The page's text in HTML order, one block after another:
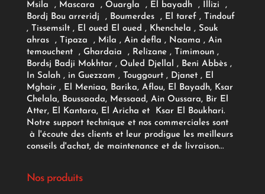
Msila , Mascara , Ouargla , El bayadh , Illizi ,
Bordj Bou arreridj , Boumerdes , El taref , Tindouf
, Tissemsilt , El oued El oued , Khenchela , Souk
ahras , Tipaza , Mila , Ain defla , Naama , Ain
temouchent , Ghardaia , Relizane , Timimoun ,
Bordsj Badji Mokhtar , Ouled Djellal , Beni Abbès ,
In Salah , in Guezzam , Touggourt , Djanet , El
Mghair , El Meniaa, Barika, Aflou, El Bayadh, Ksar
Chelala, Boussaada, Messaad, Ain Oussara, Bir El
Atter, El Kantara, El Aricha et Ksar El Boukhari.
Notre support technique et nos commerciales sont
à l'écoute des clients et leur prodigue les meilleurs
conseils d'achat, de maintenance et de livraison...
Nos produits